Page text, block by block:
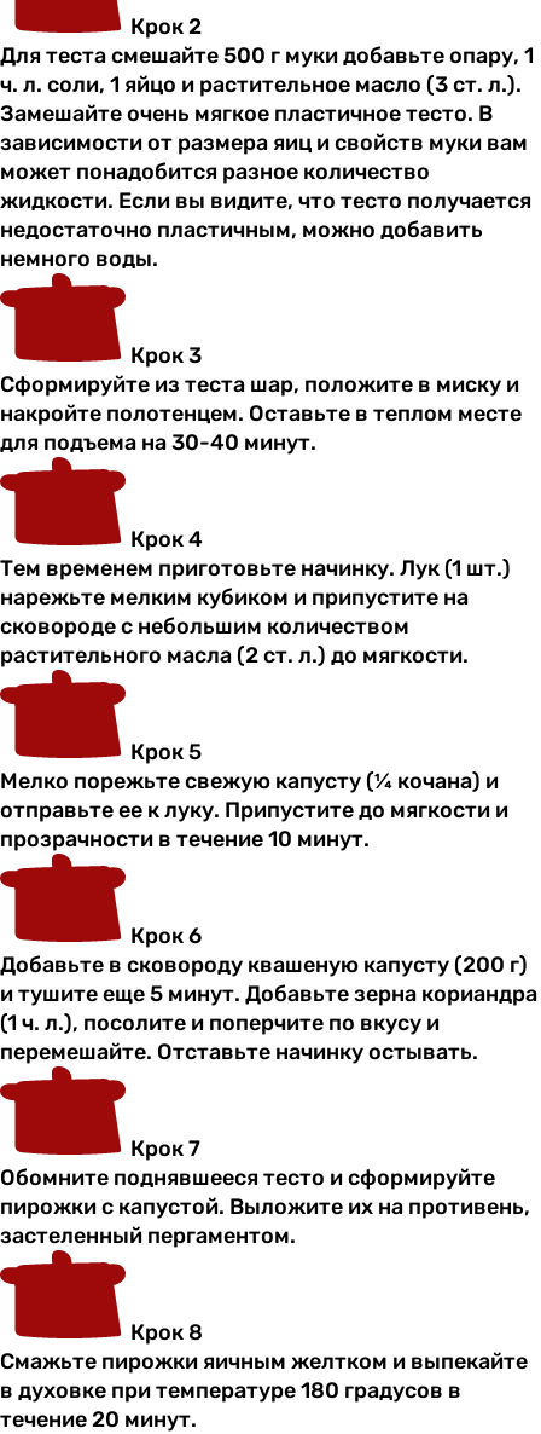
Крок 2
Для теста смешайте 500 г муки добавьте опару, 1
ч. л. соли, 1 яйцо и растительное масло (3 ст. л.).
Замешайте очень мягкое пластичное тесто. В
зависимости от размера яиц и свойств муки вам
может понадобится разное количество
жидкости. Если вы видите, что тесто получается
недостаточно пластичным, можно добавить
немного воды.
Крок 3
Сформируйте из теста шар, положите в миску и
накройте полотенцем. Оставьте в теплом месте
для подъема на 30-40 минут.
Крок 4
Тем временем приготовьте начинку. Лук (1 шт.)
нарежьте мелким кубиком и припустите на
сковороде с небольшим количеством
растительного масла (2 ст. л.) до мягкости.
Крок 5
Мелко порежьте свежую капусту (¼ кочана) и
отправьте ее к луку. Припустите до мягкости и
прозрачности в течение 10 минут.
Крок 6
Добавьте в сковороду квашеную капусту (200 г)
и тушите еще 5 минут. Добавьте зерна кориандра
(1 ч. л.), посолите и поперчите по вкусу и
перемешайте. Отставьте начинку остывать.
Крок 7
Обомните поднявшееся тесто и сформируйте
пирожки с капустой. Выложите их на противень,
застеленный пергаментом.
Крок 8
Смажьте пирожки яичным желтком и выпекайте
в духовке при температуре 180 градусов в
течение 20 минут.